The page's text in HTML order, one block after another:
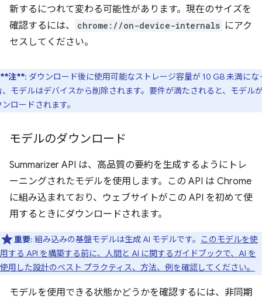
新するにつれて変わる可能性があります。現在のサイズを
確認するには、
chrome://on-device-internals にアク
セスしてください。
**注**: ダウンロード後に使用可能なストレージ容量が 10 GB 未満にな
、モデルはデバイスから削除されます。要件が満たされると、モデル
ロードされます。
モデルのダウンロード
Summarizer API は、高品質の要約を生成するようにトレ
ーニングされたモデルを使用します。この API は Chrome
に組み込まれており、ウェブサイトがこの API を初めて使
用するときにダウンロードされます。
重要: 組み込みの基盤モデルは生成 AI モデルです。
このモデルを使
用する API を構築する前に、人間と AI に関するガイドブックで、AI を
使用した設計のベスト プラクティス、方法、例を確認してください。
モデルを使用できる状態かどうかを確認するには、非同期